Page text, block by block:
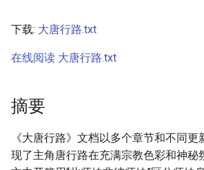
搜
索
正文
下载: 大唐行路.txt
在线阅读 大唐行路.txt
摘要
《大唐行路》文档以多个章节和不同
现了主角唐行路在充满宗教色彩和神秘